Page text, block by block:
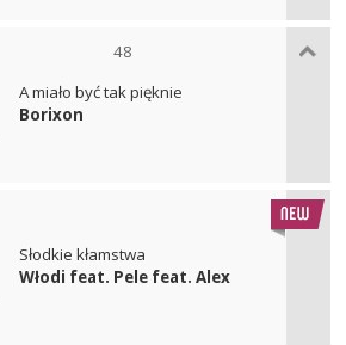
48
A miało być tak pięknie
Borixon
Słodkie kłamstwa
Włodi feat. Pele feat. Alex